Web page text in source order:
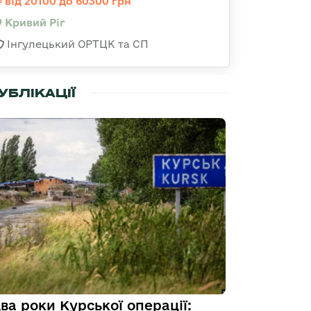
Кривий Ріг
Інгулецький ОРТЦК та СП
роки Курської операції: